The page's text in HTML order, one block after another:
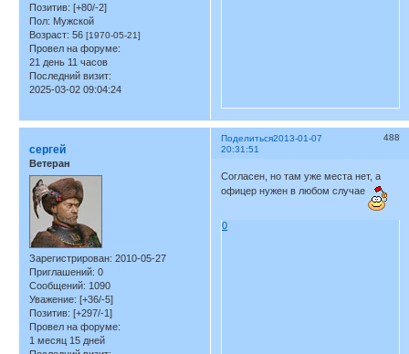
Позитив: [+80/-2]
Пол: Мужской
Возраст: 56 [1970-05-21]
Провел на форуме:
21 день 11 часов
Последний визит:
2025-03-02 09:04:24
Поделиться 488
2013-01-07
20:31:51
сергей
Ветеран
Зарегистрирован: 2010-05-27
Приглашений: 0
Сообщений: 1090
Уважение: [+36/-5]
Позитив: [+297/-1]
Провел на форуме:
1 месяц 15 дней
Согласен, но там уже места нет, а
офицер нужен в любом случае
0